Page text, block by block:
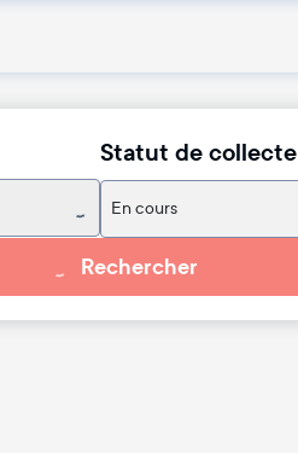
Statut de collecte
En cours
Rechercher